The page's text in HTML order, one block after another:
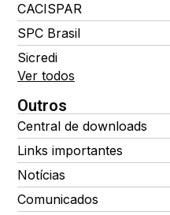
CACISPAR
SPC Brasil
Sicredi
Ver todos
Outros
Central de downloads
Links importantes
Notícias
Comunicados